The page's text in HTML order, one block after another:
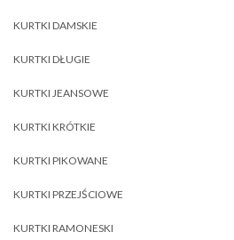
KURTKI DAMSKIE
KURTKI DŁUGIE
KURTKI JEANSOWE
KURTKI KRÓTKIE
KURTKI PIKOWANE
KURTKI PRZEJŚCIOWE
KURTKI RAMONESKI